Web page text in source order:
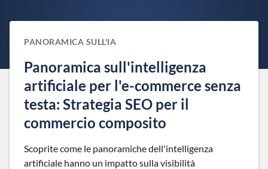
PANORAMICA SULL'IA
Panoramica sull'intelligenza
artificiale per l'e-commerce senza
testa: Strategia SEO per il
commercio composito
Scoprite come le panoramiche dell'intelligenza
artificiale hanno un impatto sulla visibilità